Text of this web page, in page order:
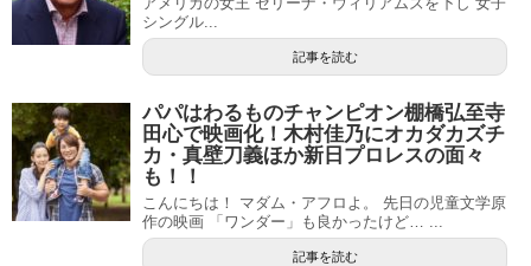
シングル...
記事を読む
パパはわるものチャンピオン棚橋弘至寺
田心で映画化！木村佳乃にオカダカズチ
カ・真壁刀義ほか新日プロレスの面々
も！！
こんにちは！ マダム・アフロよ。 先日の児童文学原
作の映画 「ワンダー」も良かったけど… ...
記事を読む